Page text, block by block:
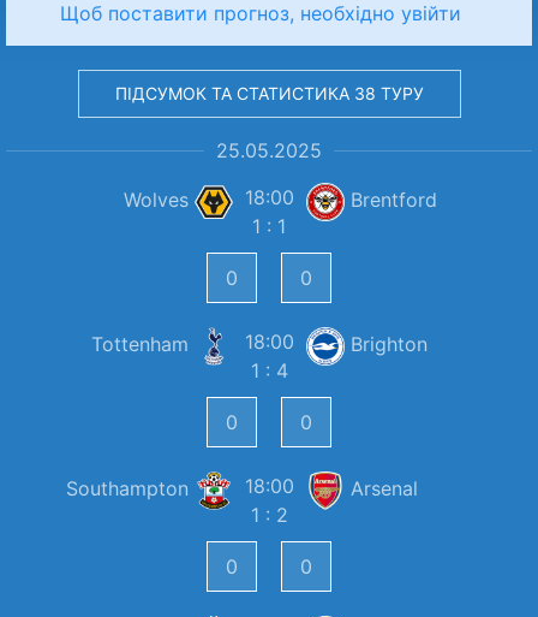
Щоб поставити прогноз, необхідно увійти
ПІДСУМОК ТА СТАТИСТИКА 38 ТУРУ
25.05.2025
Wolves
18:00
1 : 1
Brentford
Tottenham
18:00
1 : 4
Brighton
Southampton
18:00
1 : 2
Arsenal